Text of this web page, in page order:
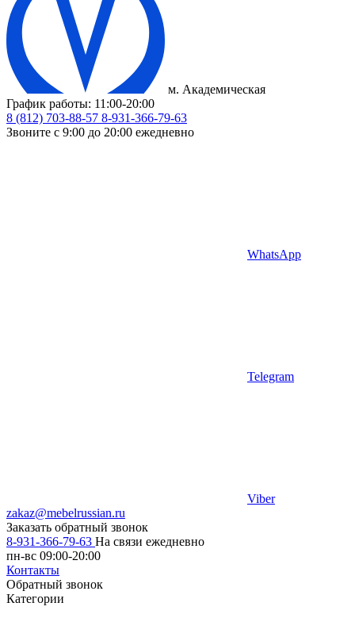
м. Академическая
График работы: 11:00-20:00
8 (812) 703-88-57 8-931-366-79-63
Звоните с 9:00 до 20:00 ежедневно
WhatsApp
Telegram
Viber
zakaz@mebelrussian.ru
Заказать обратный звонок
8-931-366-79-63 На связи ежедневно
пн-вс 09:00-20:00
Контакты
Обратный звонок
Категории